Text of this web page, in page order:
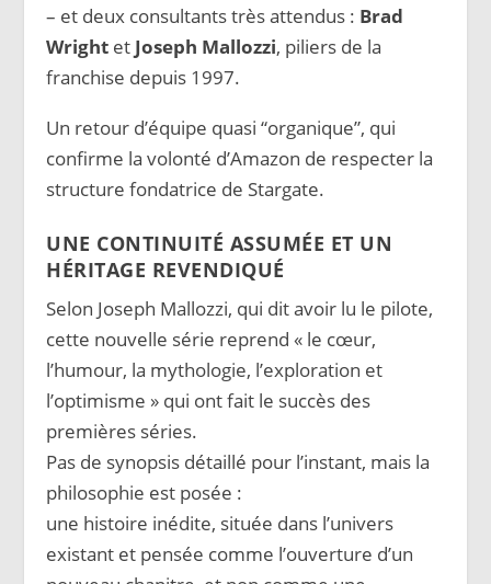
– et deux consultants très attendus : Brad
Wright et Joseph Mallozzi, piliers de la
franchise depuis 1997.
Un retour d’équipe quasi “organique”, qui
confirme la volonté d’Amazon de respecter la
structure fondatrice de Stargate.
UNE CONTINUITÉ ASSUMÉE ET UN
HÉRITAGE REVENDIQUÉ
Selon Joseph Mallozzi, qui dit avoir lu le pilote,
cette nouvelle série reprend « le cœur,
l’humour, la mythologie, l’exploration et
l’optimisme » qui ont fait le succès des
premières séries.
Pas de synopsis détaillé pour l’instant, mais la
philosophie est posée :
une histoire inédite, située dans l’univers
existant et pensée comme l’ouverture d’un